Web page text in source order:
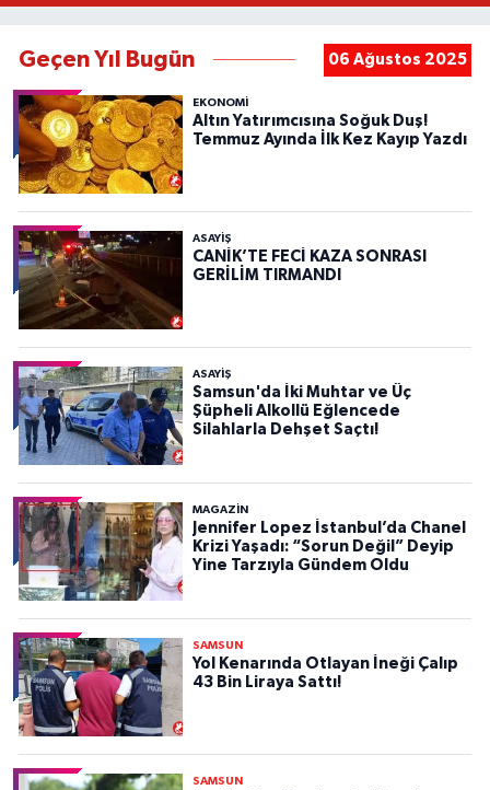
Geçen Yıl Bugün 06 Ağustos 2025
EKONOMİ
Altın Yatırımcısına Soğuk Duş!
Temmuz Ayında İlk Kez Kayıp Yazdı
ASAYIŞ
CANİK’TE FECİ KAZA SONRASI
GERİLİM TIRMANDI
ASAYIŞ
Samsun'da İki Muhtar ve Üç
Şüpheli Alkollü Eğlencede
Silahlarla Dehşet Saçtı!
MAGAZİN
Jennifer Lopez İstanbul’da Chanel
Krizi Yaşadı: “Sorun Değil” Deyip
Yine Tarzıyla Gündem Oldu
SAMSUN
Yol Kenarında Otlayan İneği Çalıp
43 Bin Liraya Sattı!
SAMSUN